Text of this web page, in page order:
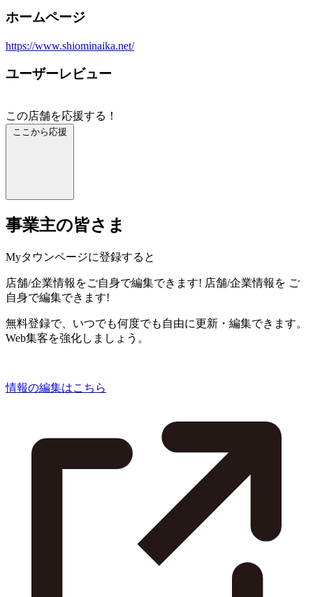
ホームページ
https://www.shiominaika.net/
ユーザーレビュー
この店舗を応援する！
ここから応援
事業主の皆さま
Myタウンページに登録すると
店舗/企業情報をご自身で編集できます! 店舗/企業情報を ご
自身で編集できます!
無料登録で、いつでも何度でも自由に更新・編集できます。
Web集客を強化しましょう。
情報の編集はこちら